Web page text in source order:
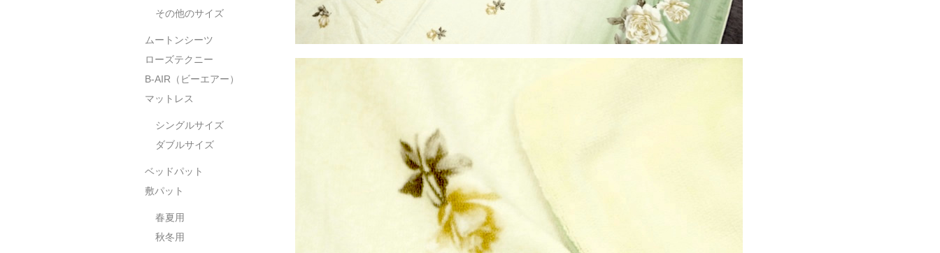
その他のサイズ
ムートンシーツ
ローズテクニー
B-AIR（ビーエアー）
マットレス
シングルサイズ
ダブルサイズ
ベッドパット
敷パット
春夏用
秋冬用